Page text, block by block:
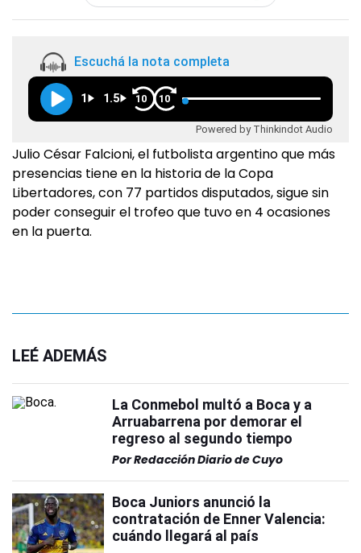
Escuchá la nota completa
1 1.5 10 10
Powered by Thinkindot Audio
Julio César Falcioni, el futbolista argentino que más
presencias tiene en la historia de la Copa
Libertadores, con 77 partidos disputados, sigue sin
poder conseguir el trofeo que tuvo en 4 ocasiones
en la puerta.
LEÉ ADEMÁS
La Conmebol multó a Boca y a
Arruabarrena por demorar el
regreso al segundo tiempo
PorRedacción Diario de Cuyo
Boca Juniors anunció la
contratación de Enner Valencia:
cuándo llegará al país